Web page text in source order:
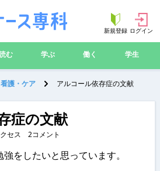
新規登録 ログイン
む 学ぶ 働く 学生
看護・ケア アルコール依存症の文献
症の文献
セス 2コメント
をしたいと思っています。